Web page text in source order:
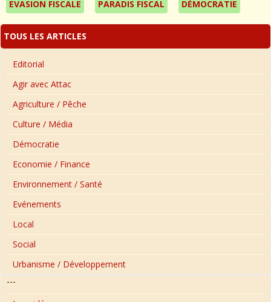
EVASION FISCALE PARADIS FISCAL DÉMOCRATIE
TOUS LES ARTICLES
Editorial
Agir avec Attac
Agriculture / Pêche
Culture / Média
Démocratie
Economie / Finance
Environnement / Santé
Evénements
Local
Social
Urbanisme / Développement
---